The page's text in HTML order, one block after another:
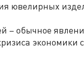
ювелирных
– обычное
экономики